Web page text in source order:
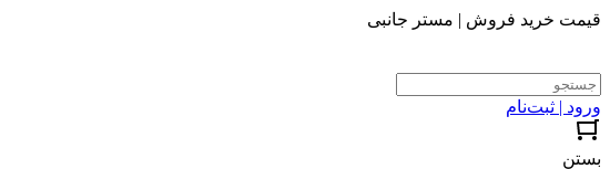
قیمت خرید فروش | مستر جانبی
ورود | ثبت‌نام
بستن